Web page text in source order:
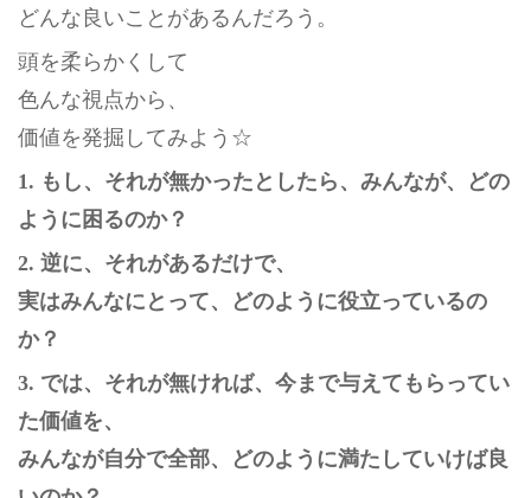
どんな良いことがあるんだろう。
頭を柔らかくして
色んな視点から、
価値を発掘してみよう☆
1. もし、それが無かったとしたら、みんなが、どの
ように困るのか？
2. 逆に、それがあるだけで、
実はみんなにとって、どのように役立っているの
か？
3. では、それが無ければ、今まで与えてもらってい
た価値を、
みんなが自分で全部、どのように満たしていけば良